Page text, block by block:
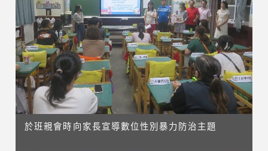
於班親會時向家長宣導數位性別暴力防治主題